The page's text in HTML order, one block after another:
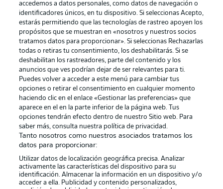
Publicidad Aviso legal
Gestionar las preferencias Declaracion de privacidad
Canales Trabajos
Jugadores Condiciones de uso
Sello Editorial Contacto
accedemos a datos personales, como datos de navegación o
identificadores únicos, en tu dispositivo. Si seleccionas Acepto,
estarás permitiendo que las tecnologías de rastreo apoyen los
propósitos que se muestran en «nosotros y nuestros socios
tratamos datos para proporcionar». Si seleccionas Rechazarlas
todas o retiras tu consentimiento, los deshabilitarás. Si se
deshabilitan los rastreadores, parte del contenido y los
anuncios que ves podrían dejar de ser relevantes para ti.
Puedes volver a acceder a este menú para cambiar tus
opciones o retirar el consentimiento en cualquier momento
haciendo clic en el enlace «Gestionar las preferencias» que
aparece en el en la parte inferior de la página web. Tus
opciones tendrán efecto dentro de nuestro Sitio web. Para
saber más, consulta nuestra política de privacidad.
Tanto nosotros como nuestros asociados tratamos los
datos para proporcionar:
Utilizar datos de localización geográfica precisa. Analizar
activamente las características del dispositivo para su
identificación. Almacenar la información en un dispositivo y/o
acceder a ella. Publicidad y contenido personalizados,